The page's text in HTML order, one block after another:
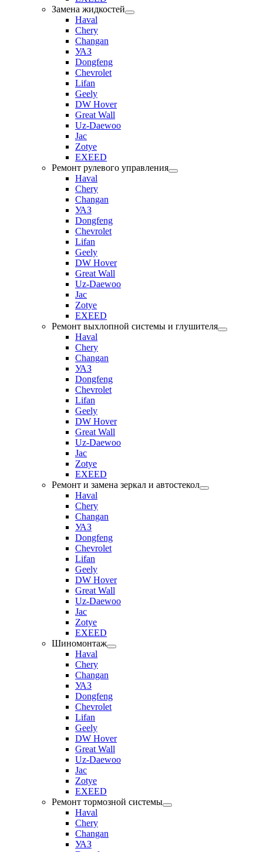
Замена жидкостей
Haval
Chery
Changan
УАЗ
Dongfeng
Chevrolet
Lifan
Geely
DW Hover
Great Wall
Uz-Daewoo
Jac
Zotye
EXEED
Ремонт рулевого управления
Haval
Chery
Changan
УАЗ
Dongfeng
Chevrolet
Lifan
Geely
DW Hover
Great Wall
Uz-Daewoo
Jac
Zotye
EXEED
Ремонт выхлопной системы и глушителя
Haval
Chery
Changan
УАЗ
Dongfeng
Chevrolet
Lifan
Geely
DW Hover
Great Wall
Uz-Daewoo
Jac
Zotye
EXEED
Ремонт и замена зеркал и автостекол
Haval
Chery
Changan
УАЗ
Dongfeng
Chevrolet
Lifan
Geely
DW Hover
Great Wall
Uz-Daewoo
Jac
Zotye
EXEED
Шиномонтаж
Haval
Chery
Changan
УАЗ
Dongfeng
Chevrolet
Lifan
Geely
DW Hover
Great Wall
Uz-Daewoo
Jac
Zotye
EXEED
Ремонт тормозной системы
Haval
Chery
Changan
УАЗ